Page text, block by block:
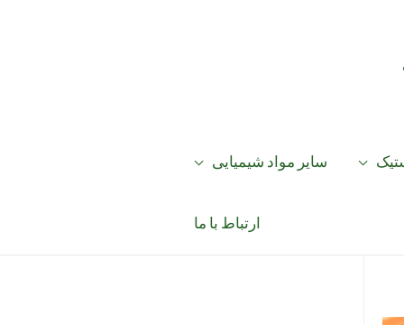
سایر مواد شیمیایی
ارتباط با ما